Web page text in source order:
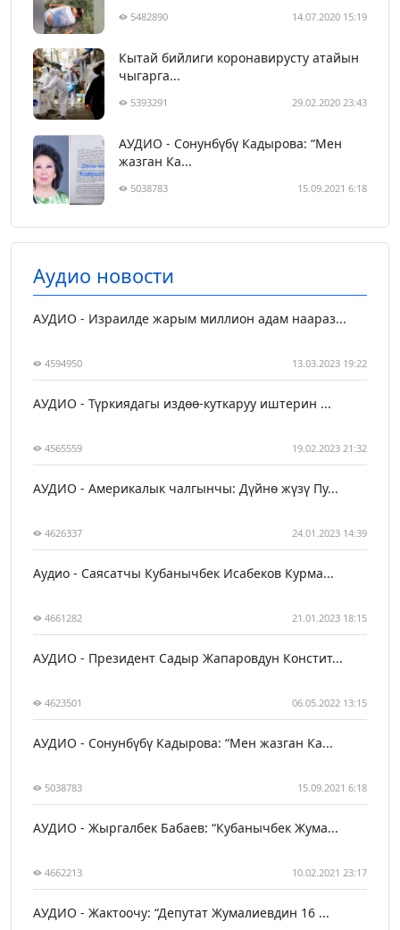
5482890 14.07.2020 15:19
Кытай бийлиги коронавирусту атайын
чыгарга...
5393291 29.02.2020 23:43
АУДИО - Сонунбүбү Кадырова: “Мен
жазган Ка...
5038783 15.09.2021 6:18
Аудио новости
АУДИО - Израилде жарым миллион адам наараз...
4594950 13.03.2023 19:22
АУДИО - Түркиядагы издөө-куткаруу иштерин ...
4565559 19.02.2023 21:32
АУДИО - Америкалык чалгынчы: Дүйнө жүзү Пу...
4626337 24.01.2023 14:39
Аудио - Саясатчы Кубанычбек Исабеков Курма...
4661282 21.01.2023 18:15
АУДИО - Президент Садыр Жапаровдун Констит...
4623501 06.05.2022 13:15
АУДИО - Сонунбүбү Кадырова: “Мен жазган Ка...
5038783 15.09.2021 6:18
АУДИО - Жыргалбек Бабаев: “Кубанычбек Жума...
4662213 10.02.2021 23:17
АУДИО - Жактоочу: “Депутат Жумалиевдин 16 ...